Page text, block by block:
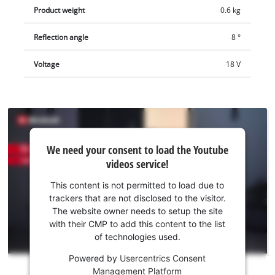
Product weight 0.6 kg
Reflection angle 8 °
Voltage 18 V
We
need
your
This
We need your consent to load the Youtube
videos service!
This content is not permitted to load due to
trackers that are not disclosed to the visitor.
The website owner needs to setup the site
with their CMP to add this content to the list
of technologies used.
Powered by Usercentrics Consent
Management Platform